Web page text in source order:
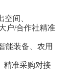
间、
户/合作社精准
能装备、农用
精准采购对接